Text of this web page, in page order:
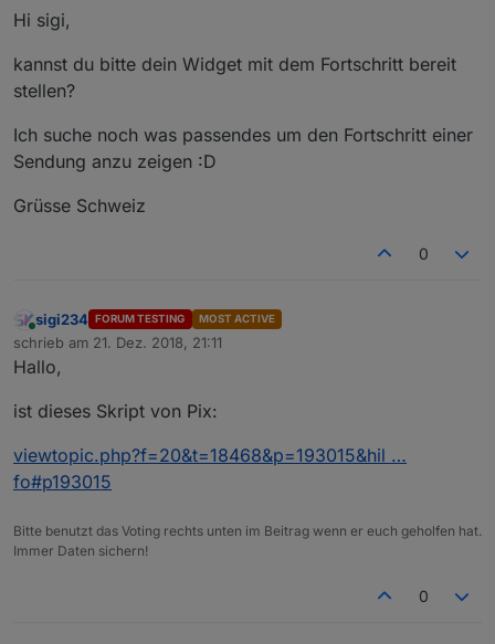
Hi sigi,
kannst du bitte dein Widget mit dem Fortschritt bereit
stellen?
Ich suche noch was passendes um den Fortschritt einer
Sendung anzu zeigen :D
Grüsse Schweiz
0
Online
sigi234 FORUM TESTING MOST ACTIVE
schrieb am 21. Dez. 2018, 21:11
zuletzt editiert von
Hallo,
ist dieses Skript von Pix:
viewtopic.php?f=20&t=18468&p=193015&hil …
fo#p193015
Bitte benutzt das Voting rechts unten im Beitrag wenn er euch geholfen hat.
Immer Daten sichern!
0